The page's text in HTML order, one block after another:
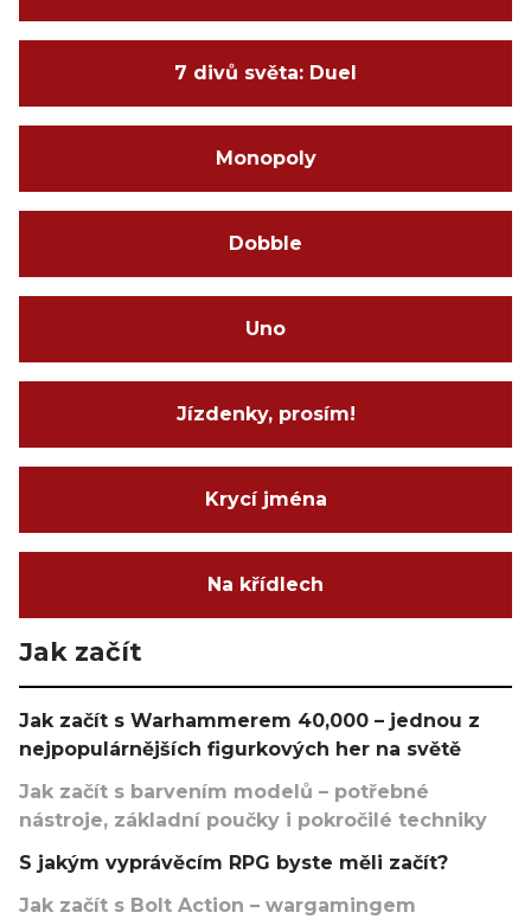
7 divů světa: Duel
Monopoly
Dobble
Uno
Jízdenky, prosím!
Krycí jména
Na křídlech
Jak začít
Jak začít s Warhammerem 40,000 – jednou z
nejpopulárnějších figurkových her na světě
Jak začít s barvením modelů – potřebné
nástroje, základní poučky i pokročilé techniky
S jakým vyprávěcím RPG byste měli začít?
Jak začít s Bolt Action – wargamingem